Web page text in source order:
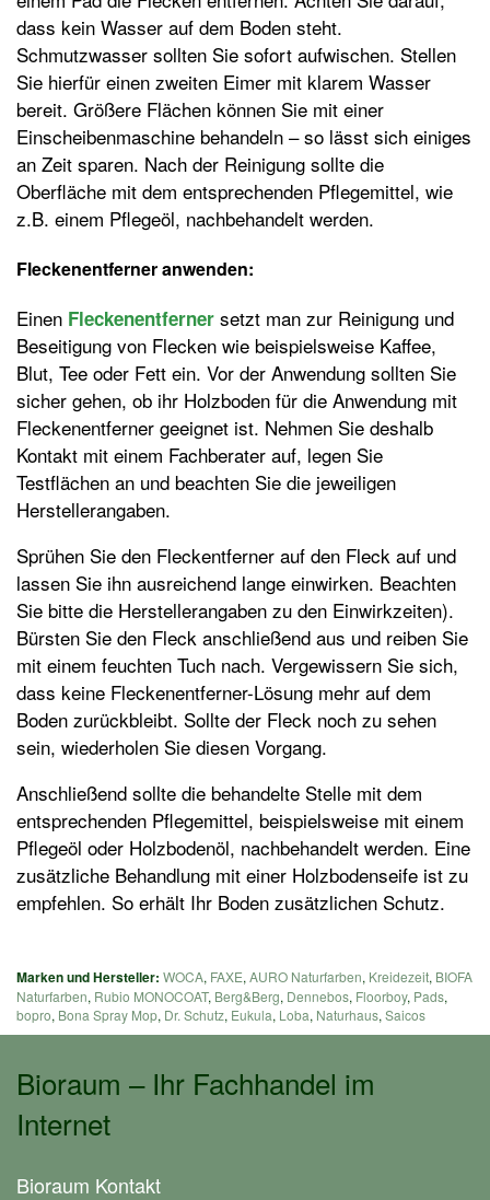
dass kein Wasser auf dem Boden steht.
Schmutzwasser sollten Sie sofort aufwischen. Stellen
Sie hierfür einen zweiten Eimer mit klarem Wasser
bereit. Größere Flächen können Sie mit einer
Einscheibenmaschine behandeln – so lässt sich einiges
an Zeit sparen. Nach der Reinigung sollte die
Oberfläche mit dem entsprechenden Pflegemittel, wie
z.B. einem Pflegeöl, nachbehandelt werden.
Fleckenentferner anwenden:
Einen Fleckenentferner setzt man zur Reinigung und
Beseitigung von Flecken wie beispielsweise Kaffee,
Blut, Tee oder Fett ein. Vor der Anwendung sollten Sie
sicher gehen, ob ihr Holzboden für die Anwendung mit
Fleckenentferner geeignet ist. Nehmen Sie deshalb
Kontakt mit einem Fachberater auf, legen Sie
Testflächen an und beachten Sie die jeweiligen
Herstellerangaben.
Sprühen Sie den Fleckentferner auf den Fleck auf und
lassen Sie ihn ausreichend lange einwirken. Beachten
Sie bitte die Herstellerangaben zu den Einwirkzeiten).
Bürsten Sie den Fleck anschließend aus und reiben Sie
mit einem feuchten Tuch nach. Vergewissern Sie sich,
dass keine Fleckenentferner-Lösung mehr auf dem
Boden zurückbleibt. Sollte der Fleck noch zu sehen
sein, wiederholen Sie diesen Vorgang.
Anschließend sollte die behandelte Stelle mit dem
entsprechenden Pflegemittel, beispielsweise mit einem
Pflegeöl oder Holzbodenöl, nachbehandelt werden. Eine
zusätzliche Behandlung mit einer Holzbodenseife ist zu
empfehlen. So erhält Ihr Boden zusätzlichen Schutz.
Marken und Hersteller: WOCA, FAXE, AURO Naturfarben, Kreidezeit, BIOFA
Naturfarben, Rubio MONOCOAT, Berg&Berg, Dennebos, Floorboy, Pads,
bopro, Bona Spray Mop, Dr. Schutz, Eukula, Loba, Naturhaus, Saicos
Bioraum – Ihr Fachhandel im
Internet
Bioraum Kontakt